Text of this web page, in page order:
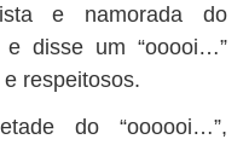
e namorada do
e disse um “ooooi…”
respeitosos.
do “oooooi…”,